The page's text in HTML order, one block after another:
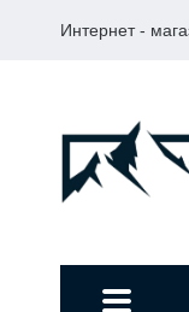
Интернет -